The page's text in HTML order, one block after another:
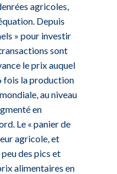
agricoles,
Depuis
» pour investir
sont
le prix auquel
fois la production
au niveau
en
Le « panier de
agricole, et
des pics et
alimentaires en